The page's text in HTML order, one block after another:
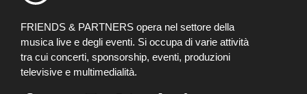
FRIENDS & PARTNERS opera nel settore della
musica live e degli eventi. Si occupa di varie attività
tra cui concerti, sponsorship, eventi, produzioni
televisive e multimedialità.